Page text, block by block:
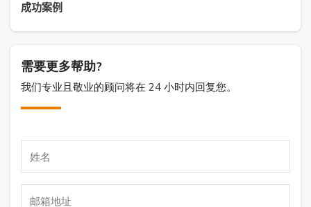
成功案例
需要更多帮助?
我们专业且敬业的顾问将在 24 小时内回复您。